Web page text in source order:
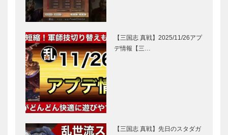
【三国志 真戦】2025/11/26アプ
デ情報【三…
【三国志 真戦】先日のスタダガ